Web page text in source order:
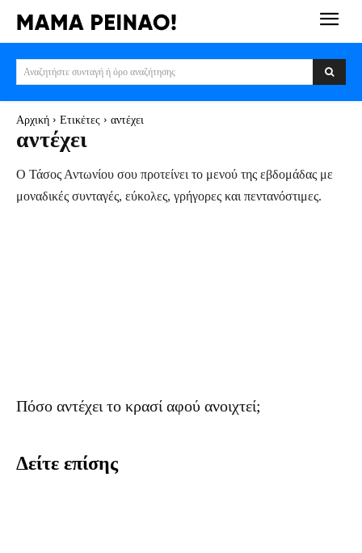
Αναζητήστε συνταγή ή όρο αναζήτησης
Αρχική Ετικέτες αντέχει
αντέχει
Ο Τάσος Αντωνίου σου προτείνει το μενού της εβδομάδας με
μοναδικές συνταγές, εύκολες, γρήγορες και πεντανόστιμες.
Πόσο αντέχει το κρασί αφού ανοιχτεί;
Δείτε επίσης